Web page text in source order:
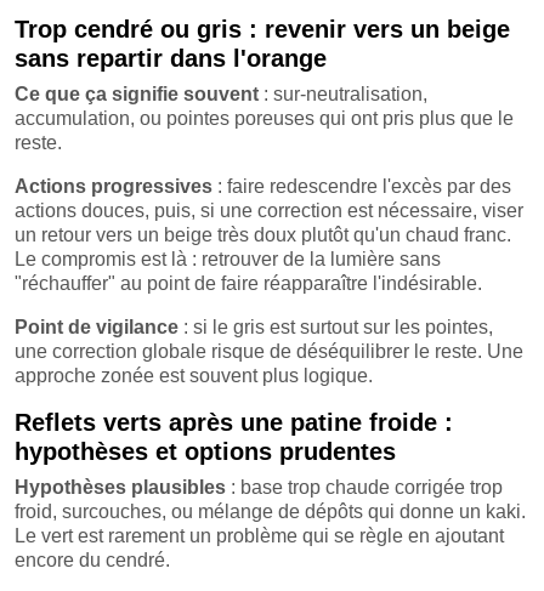
Trop cendré ou gris : revenir vers un beige
sans repartir dans l'orange
Ce que ça signifie souvent : sur-neutralisation,
accumulation, ou pointes poreuses qui ont pris plus que le
reste.
Actions progressives : faire redescendre l'excès par des
actions douces, puis, si une correction est nécessaire, viser
un retour vers un beige très doux plutôt qu'un chaud franc.
Le compromis est là : retrouver de la lumière sans
"réchauffer" au point de faire réapparaître l'indésirable.
Point de vigilance : si le gris est surtout sur les pointes,
une correction globale risque de déséquilibrer le reste. Une
approche zonée est souvent plus logique.
Reflets verts après une patine froide :
hypothèses et options prudentes
Hypothèses plausibles : base trop chaude corrigée trop
froid, surcouches, ou mélange de dépôts qui donne un kaki.
Le vert est rarement un problème qui se règle en ajoutant
encore du cendré.